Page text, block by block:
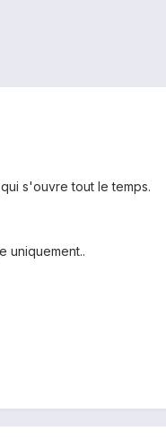
s'ouvre tout le temps.
uniquement..